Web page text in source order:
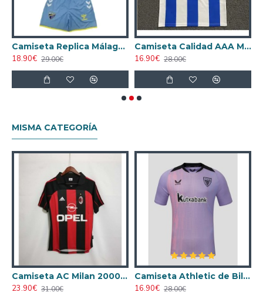
Camiseta Replica Málaga Primera Equipación 2024/25 Equipación
18.90€ 29.00€
Camiseta Calidad AAA Málaga CF Edición Conmemorativa Azul/Blanco 2025
16.90€ 28.00€
MISMA CATEGORÍA
Camiseta AC Milan 2000/2001 Local Retro
23.90€ 31.00€
Camiseta Athletic de Bilbao 2024/2025 Alternativo
16.90€ 28.00€